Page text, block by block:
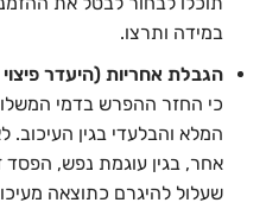
במידה ותרצו.
הגבלת אחריות (היעדר
כי החזר ההפרש בדמי
המלא והבלעדי בגין העיכוב.
אחר, בגין עוגמת נפש, הפסד
שעלול להיגרם כתוצאה